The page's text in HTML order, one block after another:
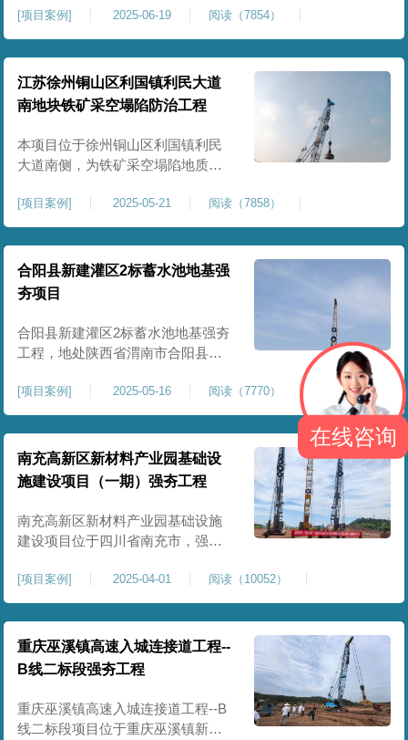
积约 20000 平方米，采用满场强夯
加固方式改善场地工程地质条件，
有效提高地基承载力、控制不均匀
沉降，满足变电站各类构支架、电
气设备及配套设施建设标准。本项
目是嵩县重要电力基础设施，投运
后优化区域电网布局，增强当
[项目案例] 2025-06-19 阅读（7854）
江苏徐州铜山区利国镇利民大道
南地块铁矿采空塌陷防治工程
本项目位于徐州铜山区利国镇利民
大道南侧，为铁矿采空塌陷地质灾
35000㎡。针对区域铁矿开采遗留的
地层松散、裂隙发育、塌陷沉降等
隐患，采用强夯工艺加固场地地
基，消除采空地质风险，提升场地
整体稳定性与承载力，彻底改善地
块建设条件，实现矿区地质灾害治
理与土地安全利用。
[项目案例] 2025-05-21 阅读（7858）
合阳县新建灌区2标蓄水池地基强
夯项目
合阳县新建灌区2标蓄水池地基强夯
工程，地处陕西省渭南市合阳县，
的关键前置工程，主要服务于片区
农业灌溉蓄水配套建设，为后续蓄
水池主体施工筑牢地基基础，保障
灌区水利设施长期稳定运行。本工
程核心施工内容为蓄水池场地地基
强夯加固处理，总强夯施工面积
25000㎡，施工完成后场地上部将新
[项目案例] 2025-05-16 阅读（7770）
南充高新区新材料产业园基础设
施建设项目（一期）强夯工程
南充高新区新材料产业园基础设施
建设项目位于四川省南充市，强夯
软弱土、回填土等复杂地质，采用
强夯地基加固，深层加固地基、提
升承载力、严控工后沉降，为厂
房、道路及配套设施筑牢基础。本
项目施工作业面积大，我司将整个
场地施工区域合理划分为若干个区
段，分区分段施工，投入强夯设备3
[项目案例] 2025-04-01 阅读（10052）
重庆巫溪镇高速入城连接道工程--
B线二标段强夯工程
重庆巫溪镇高速入城连接道工程--B
线二标段项目位于重庆巫溪镇新建
在线咨询